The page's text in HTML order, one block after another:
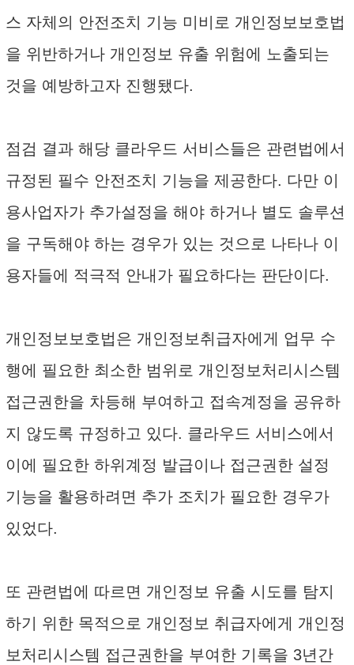
스 자체의 안전조치 기능 미비로 개인정보보호법
을 위반하거나 개인정보 유출 위험에 노출되는
것을 예방하고자 진행됐다.
점검 결과 해당 클라우드 서비스들은 관련법에서
규정된 필수 안전조치 기능을 제공한다. 다만 이
용사업자가 추가설정을 해야 하거나 별도 솔루션
을 구독해야 하는 경우가 있는 것으로 나타나 이
용자들에 적극적 안내가 필요하다는 판단이다.
개인정보보호법은 개인정보취급자에게 업무 수
행에 필요한 최소한 범위로 개인정보처리시스템
접근권한을 차등해 부여하고 접속계정을 공유하
지 않도록 규정하고 있다. 클라우드 서비스에서
이에 필요한 하위계정 발급이나 접근권한 설정
기능을 활용하려면 추가 조치가 필요한 경우가
있었다.
또 관련법에 따르면 개인정보 유출 시도를 탐지
하기 위한 목적으로 개인정보 취급자에게 개인정
보처리시스템 접근권한을 부여한 기록을 3년간